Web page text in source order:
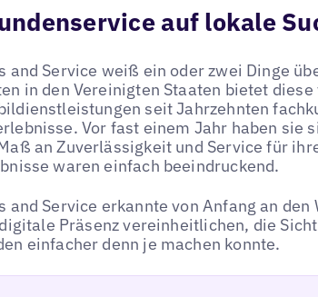
auf lokale
and Service weiß ein oder zwei Dinge
in den Vereinigten Staaten bietet
seit Jahrzehnten
Vor fast einem Jahr haben sie
an Zuverlässigkeit und Service für
waren einfach beeindruckend.
and Service erkannte von Anfang an
Präsenz vereinheitlichen, die
einfacher denn je machen konnte.